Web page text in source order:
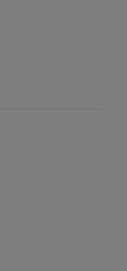
voor opslag
bereikt u de